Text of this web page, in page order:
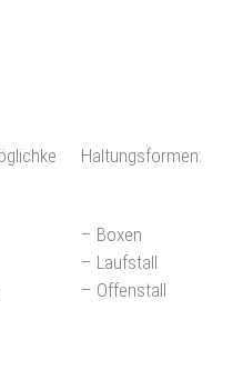
Haltungsformen:
– Boxen
– Laufstall
– Offenstall